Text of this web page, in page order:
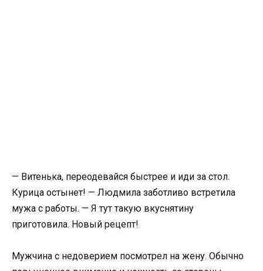
— Витенька, переодевайся быстрее и иди за стол.
Курица остынет! — Людмила заботливо встретила
мужа с работы. — Я тут такую вкуснятину
приготовила. Новый рецепт!
Мужчина с недоверием посмотрел на жену. Обычно